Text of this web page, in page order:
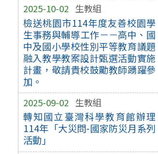
2025-10-02 生教組
檢送桃園市114年度友善校園學
生事務與輔導工作－－高中、國
中及國小學校性別平等教育議題
融入教學教案設計甄選活動實施
計畫，敬請貴校鼓勵教師踴躍參
加。
2025-09-02 生教組
轉知國立臺灣科學教育館辦理
114年「大災問-國家防災月系列
活動」